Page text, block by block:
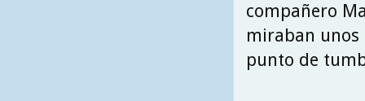
compañero
miraban unos
punto de